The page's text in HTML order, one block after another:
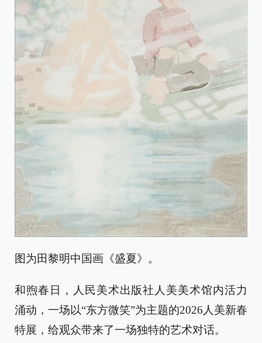
图为田黎明中国画《盛夏》。
和煦春日，人民美术出版社人美美术馆内活力
涌动，一场以“东方微笑”为主题的2026人美新春
特展，给观众带来了一场独特的艺术对话。